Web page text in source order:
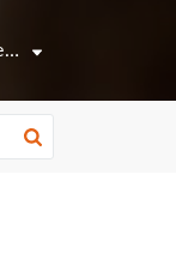
Nederlands